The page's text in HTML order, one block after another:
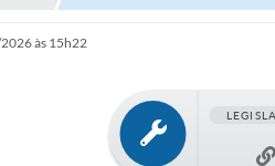
às 15h22